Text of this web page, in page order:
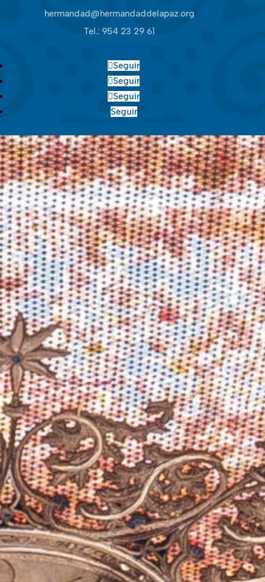
hermandad@hermandaddelapaz.org
Tel.: 954 23 29 61
Seguir
Seguir
Seguir
Seguir